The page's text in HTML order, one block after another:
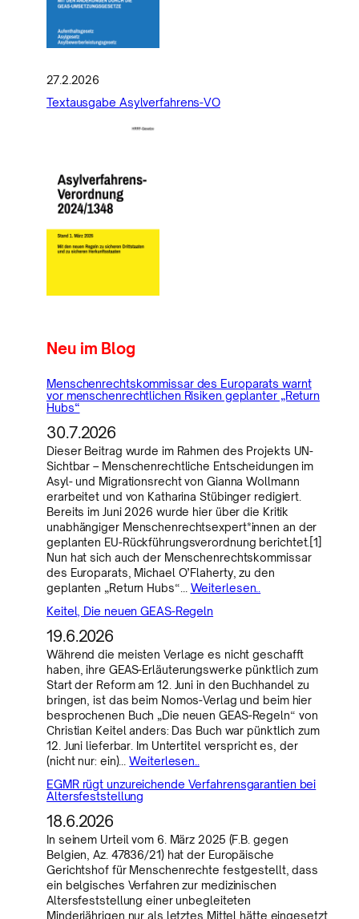
27.2.2026
Textausgabe Asylverfahrens-VO
Neu im Blog
Menschenrechtskommissar des Europarats warnt
vor menschenrechtlichen Risiken geplanter „Return
Hubs“
30.7.2026
Dieser Beitrag wurde im Rahmen des Projekts UN-
Sichtbar – Menschenrechtliche Entscheidungen im
Asyl- und Migrationsrecht von Gianna Wollmann
erarbeitet und von Katharina Stübinger redigiert.
Bereits im Juni 2026 wurde hier über die Kritik
unabhängiger Menschenrechtsexpert*innen an der
geplanten EU-Rückführungsverordnung berichtet.[1]
Nun hat sich auch der Menschenrechtskommissar
des Europarats, Michael O’Flaherty, zu den
geplanten „Return Hubs“… Weiterlesen..
Keitel, Die neuen GEAS-Regeln
19.6.2026
Während die meisten Verlage es nicht geschafft
haben, ihre GEAS-Erläuterungswerke pünktlich zum
Start der Reform am 12. Juni in den Buchhandel zu
bringen, ist das beim Nomos-Verlag und beim hier
besprochenen Buch „Die neuen GEAS-Regeln“ von
Christian Keitel anders: Das Buch war pünktlich zum
12. Juni lieferbar. Im Untertitel verspricht es, der
(nicht nur: ein)…Weiterlesen..
EGMR rügt unzureichende Verfahrensgarantien bei
Altersfeststellung
18.6.2026
In seinem Urteil vom 6. März 2025 (F.B. gegen
Belgien, Az. 47836/21) hat der Europäische
Gerichtshof für Menschenrechte festgestellt, dass
ein belgisches Verfahren zur medizinischen
Altersfeststellung einer unbegleiteten
Minderjährigen nur als letztes Mittel hätte eingesetzt